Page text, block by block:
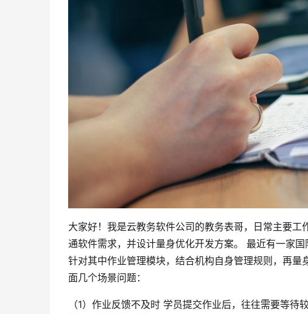
大家好！我是云教务软件公司的教务表哥，日常主要
通软件需求，并设计量身优化开发方案。 最近有一家
针对其中作业管理模块，结合机构自身管理规则，再
面几个场景问题：
（1）作业反馈不及时 学员提交作业后，往往需要等